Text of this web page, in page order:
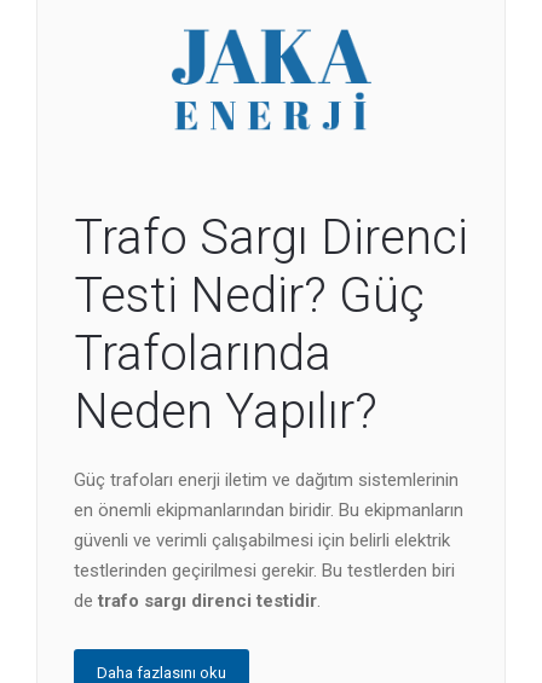
Trafo Sargı Direnci
Testi Nedir? Güç
Trafolarında
Neden Yapılır?
Güç trafoları enerji iletim ve dağıtım sistemlerinin
en önemli ekipmanlarından biridir. Bu ekipmanların
güvenli ve verimli çalışabilmesi için belirli elektrik
testlerinden geçirilmesi gerekir. Bu testlerden biri
de trafo sargı direnci testidir.
Daha fazlasını oku